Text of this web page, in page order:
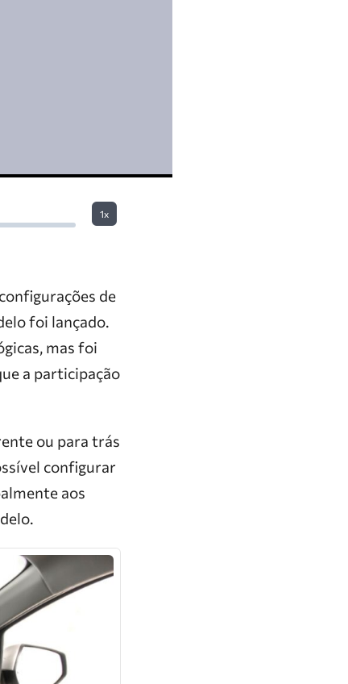
1x
de
foi lançado.
mas foi
a participação
ou para trás
configurar
aos